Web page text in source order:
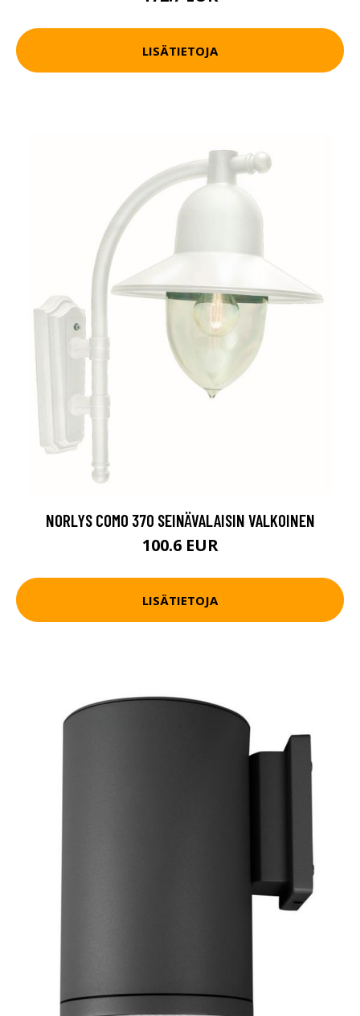
LISÄTIETOJA
NORLYS COMO 370 SEINÄVALAISIN VALKOINEN
100.6 EUR
LISÄTIETOJA